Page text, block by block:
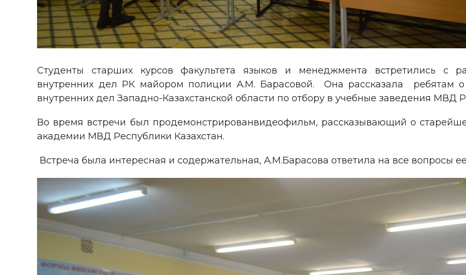
Студенты старших курсов факультета языков и менеджмента встретились с
внутренних дел РК майором полиции А.М. Барасовой. Она рассказала ребятам
внутренних дел Западно-Казахстанской области по отбору в учебные заведения МВД
Во время встречи был продемонстрированвидеофильм, рассказывающий о
академии МВД Республики Казахстан.
Встреча была интересная и содержательная, А.М.Барасова ответила на все вопросы